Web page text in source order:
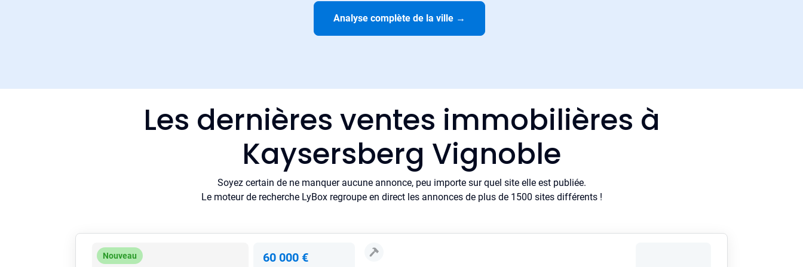
Analyse complète de la ville →
Les dernières ventes immobilières à
Kaysersberg Vignoble
Soyez certain de ne manquer aucune annonce, peu importe sur quel site elle est publiée.
Le moteur de recherche LyBox regroupe en direct les annonces de plus de 1500 sites différents !
Nouveau 60 000 €